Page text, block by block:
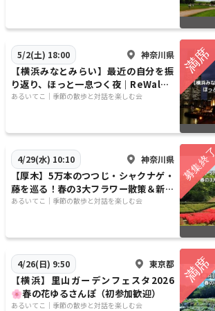
5/2(土) 18:00 神奈川県
【横浜みなとみらい】最近の自分を振
り返り、ほっと一息つく夜｜ReWalk L
ite🌙
​​あるいてこ｜季節の散歩と対話を楽しむ会
4/29(水) 10:10 神奈川県
【厚木】5万本のつつじ・シャクナゲ・
藤を巡る！春の3大フラワー散策＆新緑
ピクニック
​​あるいてこ｜季節の散歩と対話を楽しむ会
4/26(日) 9:50 東京都
【横浜】里山ガーデンフェスタ2026
🌸春の花ゆるさんぽ（初参加歓迎）
​​あるいてこ｜季節の散歩と対話を楽しむ会